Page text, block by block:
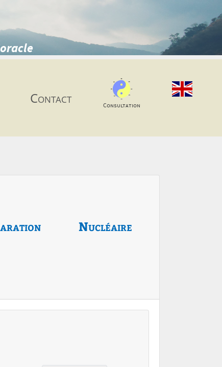
Contact Consultation
Nucléaire